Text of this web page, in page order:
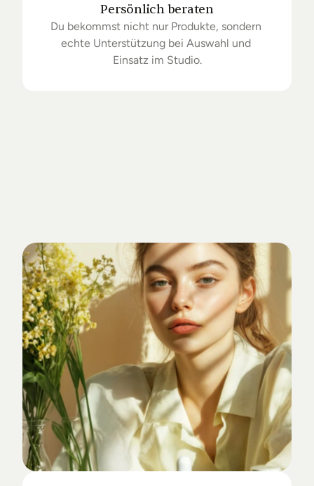
Persönlich beraten
Du bekommst nicht nur Produkte, sondern
echte Unterstützung bei Auswahl und
Einsatz im Studio.
Studio-Alltag.